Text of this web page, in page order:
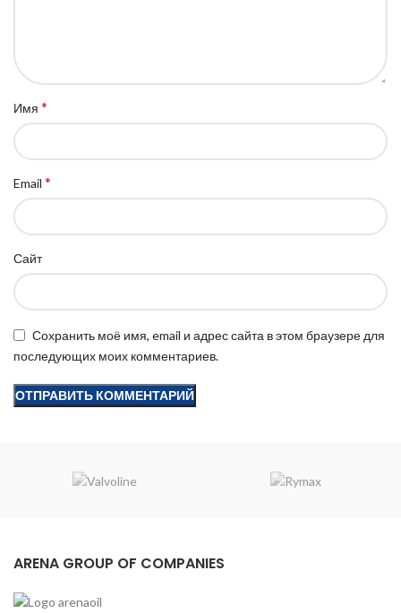
Имя *
Email *
Сайт
Сохранить моё имя, email и адрес сайта в этом браузере для
последующих моих комментариев.
ARENA GROUP OF COMPANIES